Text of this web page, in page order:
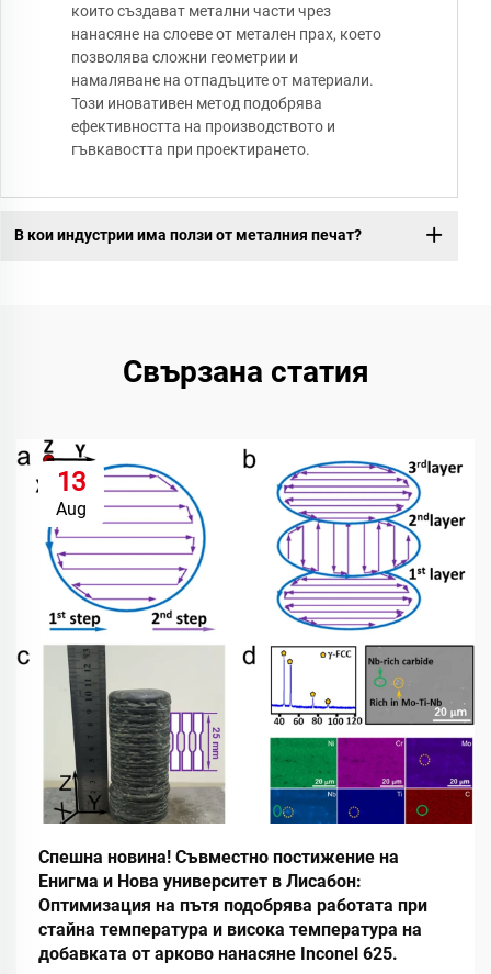
които създават метални части чрез
нанасяне на слоеве от метален прах, което
позволява сложни геометрии и
намаляване на отпадъците от материали.
Този иновативен метод подобрява
ефективността на производството и
гъвкавостта при проектирането.
В кои индустрии има ползи от металния печат?
Свързана статия
13
Aug
Спешна новина! Съвместно постижение на
Енигма и Нова университет в Лисабон:
Оптимизация на пътя подобрява работата при
стайна температура и висока температура на
добавката от арково нанасяне Inconel 625.